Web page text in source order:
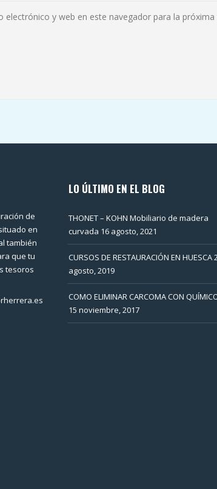
electrónico y web en este navegador para la
de
en
también
que tu
tesoros
LO ÚLTIMO EN EL BLOG
THONET – KOHN Mobiliario de madera
curvada 16 agosto, 2021
CURSOS DE RESTAURACIÓN EN HUESCA
agosto, 2019
COMO ELIMINAR CARCOMA CON
15 noviembre, 2017